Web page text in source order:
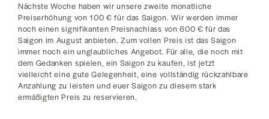
Nächste Woche haben wir unsere zweite monatliche
Preiserhöhung von 100 € für das Saigon. Wir werden immer
noch einen signifikanten Preisnachlass von 600 € für das
Saigon im August anbieten. Zum vollen Preis ist das Saigon
immer noch ein unglaubliches Angebot. Für alle, die noch mit
dem Gedanken spielen, ein Saigon zu kaufen, ist jetzt
vielleicht eine gute Gelegenheit, eine vollständig rückzahlbare
Anzahlung zu leisten und euer Saigon zu diesem stark
ermäßigten Preis zu reservieren.